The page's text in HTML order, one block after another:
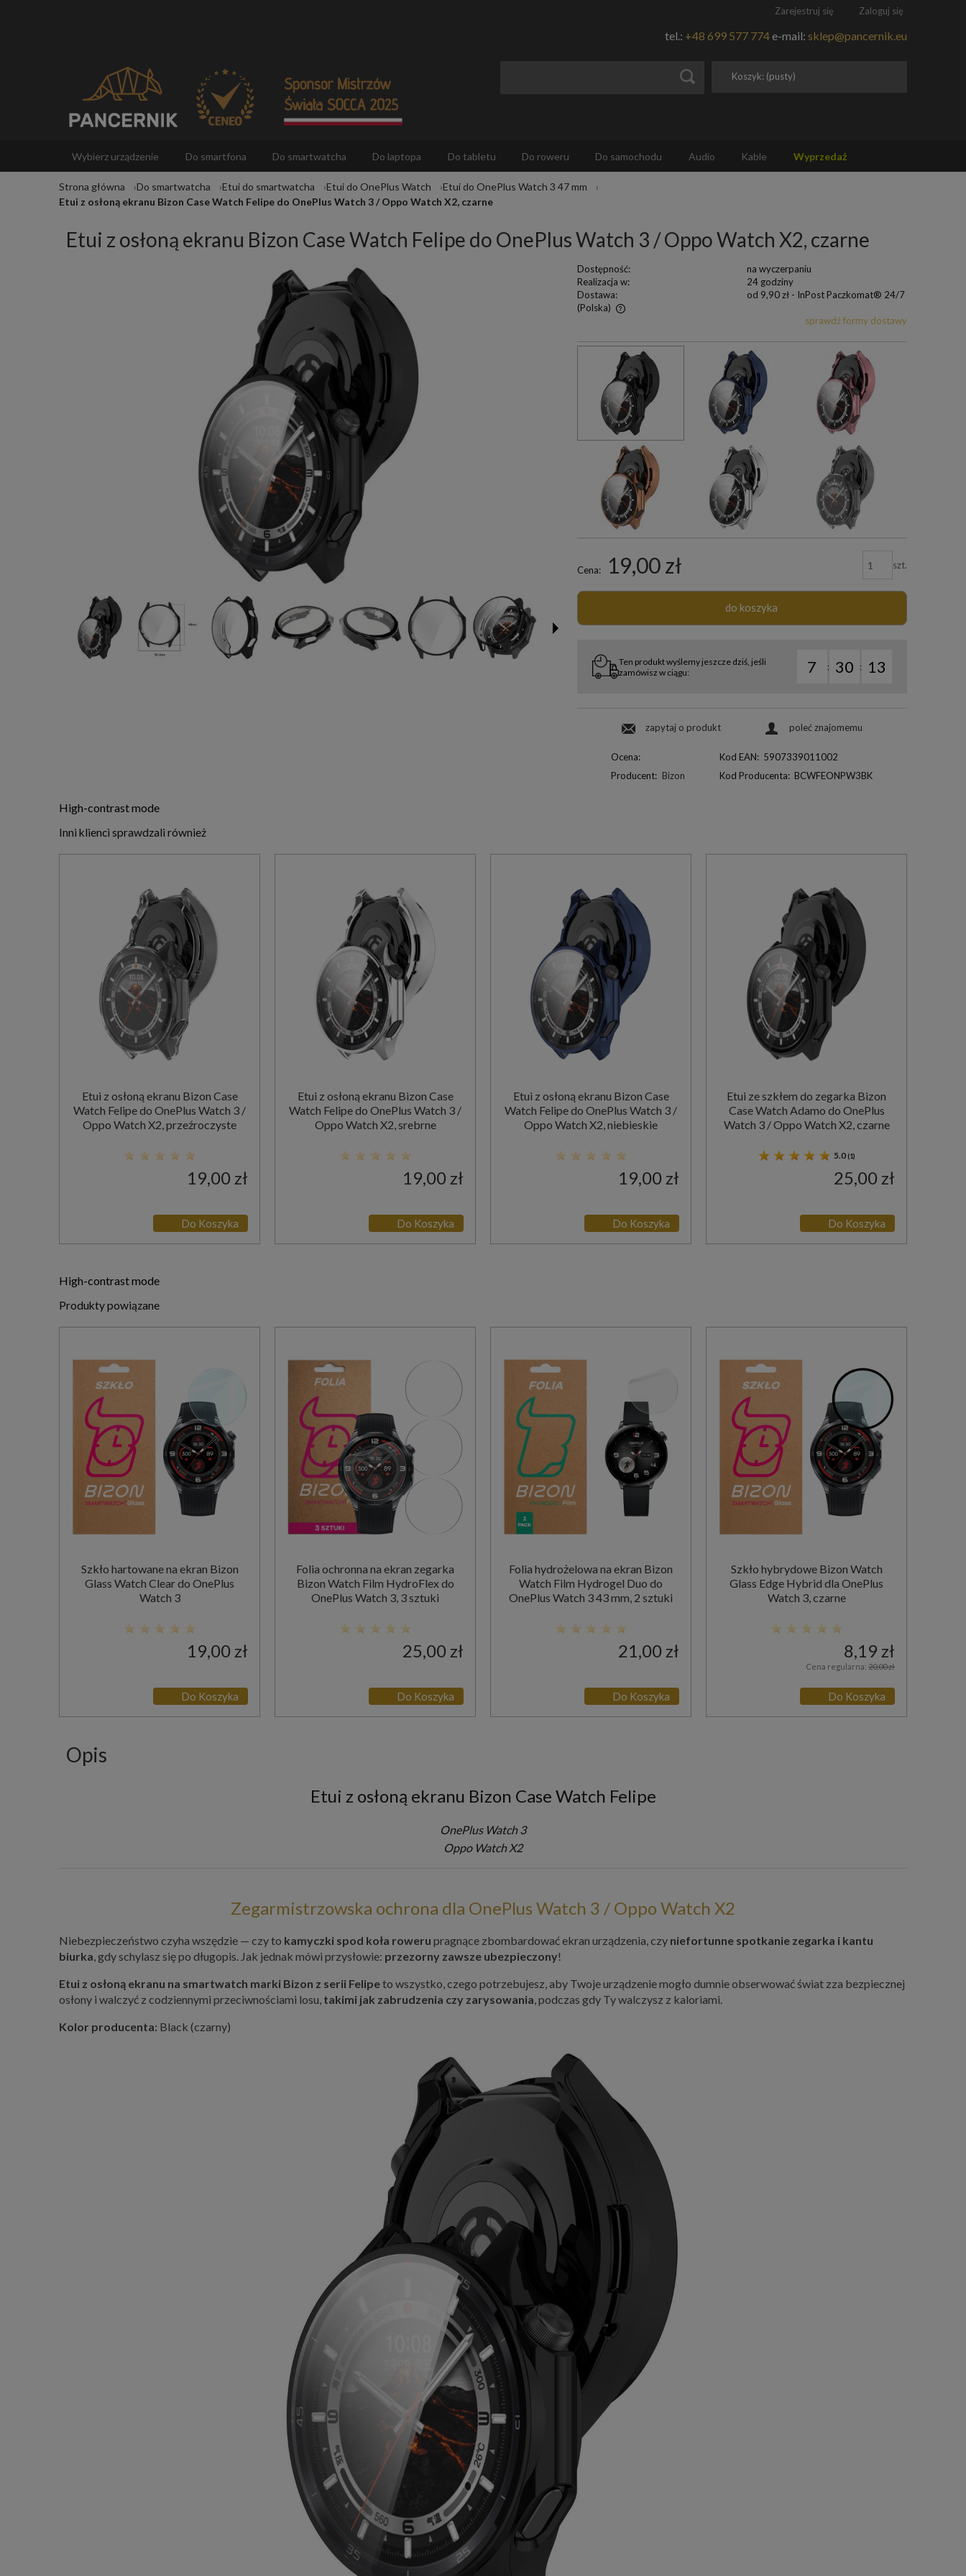
Zarejestruj się Zaloguj się
tel.: +48 699 577 774e-mail: sklep@pancernik.eu
Koszyk: (pusty)
Wybierz urządzenie Do smartfona Do smartwatcha Do laptopa Do tabletu Do roweru Do samochodu Audio Kable Wyprzedaż
Akcesoria
Strona główna Do smartwatcha Etui do smartwatcha Etui do OnePlus Watch
Etui do OnePlus Watch 3 47 mm
Etui z osłoną ekranu Bizon Case Watch Felipe do OnePlus Watch 3 / Oppo Watch X2, czarne
Etui z osłoną ekranu Bizon Case Watch Felipe do OnePlus Watch 3 / Oppo Watch X2, czarne
Dostępność:
na wyczerpaniu
Realizacja w:
24 godziny
Dostawa:
od 9,90 zł - InPost Paczkomat® 24/7
(Polska)
sprawdź formy dostawy
Cena: 19,00 zł szt.
do koszyka
Ten produkt wyślemy jeszcze dziś, jeśli
zamówisz w ciągu:
7 : 30 : 12
zapytaj o produkt poleć znajomemu
Ocena:
Producent: Bizon
Kod EAN: 5907339011002
Kod Producenta: BCWFEONPW3BK
High-contrast mode
Inni klienci sprawdzali również
Etui z osłoną ekranu Bizon Case
Watch Felipe do OnePlus Watch 3 /
Oppo Watch X2, przeźroczyste
19,00 zł
Do Koszyka
Etui z osłoną ekranu Bizon Case
Watch Felipe do OnePlus Watch 3 /
Oppo Watch X2, srebrne
19,00 zł
Do Koszyka
Etui z osłoną ekranu Bizon Case
Watch Felipe do OnePlus Watch 3 /
Oppo Watch X2, niebieskie
19,00 zł
Do Koszyka
Etui ze szkłem do zegarka Bizon
Case Watch Adamo do OnePlus
Watch 3 / Oppo Watch X2, czarne
5.0 (1)
25,00 zł
Do Koszyka
High-contrast mode
Produkty powiązane
Szkło hartowane na ekran Bizon
Glass Watch Clear do OnePlus
Watch 3
19,00 zł
Do Koszyka
Folia ochronna na ekran zegarka
Bizon Watch Film HydroFlex do
OnePlus Watch 3, 3 sztuki
25,00 zł
Do Koszyka
Folia hydrożelowa na ekran Bizon
Watch Film Hydrogel Duo do
OnePlus Watch 3 43 mm, 2 sztuki
21,00 zł
Do Koszyka
Szkło hybrydowe Bizon Watch
Glass Edge Hybrid dla OnePlus
Watch 3, czarne
8,19 zł
Cena regularna: 20,00 zł
Do Koszyka
Opis
Etui z osłoną ekranu Bizon Case Watch Felipe
OnePlus Watch 3
Oppo Watch X2
Zegarmistrzowska ochrona dla OnePlus Watch 3 / Oppo Watch X2
Niebezpieczeństwo czyha wszędzie — czy to kamyczki spod koła roweru pragnące zbombardować ekran urządzenia, czy niefortunne spotkanie zegarka i kantu
biurka , gdy schylasz się po długopis. Jak jednak mówi przysłowie: przezorny zawsze ubezpieczony!
Etui z osłoną ekranu na smartwatch marki Bizon z serii Felipeto wszystko, czego potrzebujesz, aby Twoje urządzenie mogło dumnie obserwować świat zza bezpiecznej
osłony i walczyć z codziennymi przeciwnościami losu, takimi jak zabrudzenia czy zarysowania , podczas gdy Ty walczysz z kaloriami.
Kolor producenta: Black (czarny)